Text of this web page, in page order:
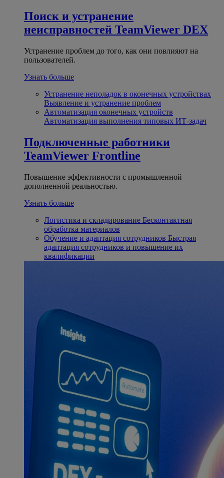
Поиск и устранение
неисправностей TeamViewer DEX
Устранение проблем до того, как они повлияют на
пользователей.
Узнать больше
Устранение неполадок в оконечных устройствах
Выявление и устранение проблем
Автоматизация оконечных устройств
Автоматизация выполнения типовых ИТ-задач
Подключенные работники
TeamViewer Frontline
Повышение эффективности с промышленной
дополненной реальностью.
Узнать больше
Логистика и складирование Бесконтактная
обработка материалов
Обучение и адаптация сотрудников Быстрая
адаптация сотрудников и повышение их
квалификации